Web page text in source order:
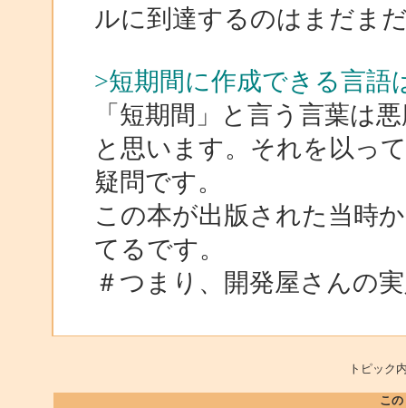
ルに到達するのはまだま
>短期間に作成できる言語
「短期間」と言う言葉は
と思います。それを以っ
疑問です。
この本が出版された当時
てるです。
＃つまり、開発屋さんの
トピッ
こ